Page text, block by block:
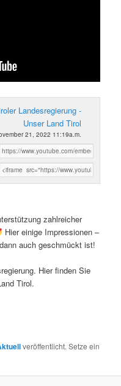
Landesregierung -
Unser Land Tirol
21, 2022 11:19a.m.
zahlreicher
Hier einige Impressionen –
auch geschmückt ist!
Hier finden Sie
Tirol.
veröffentlicht. Setze ein